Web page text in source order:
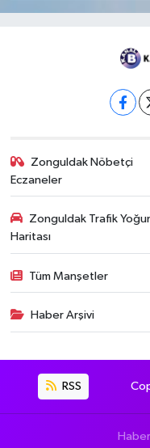
Zonguldak Nöbetçi
Eczaneler
Zonguldak Trafik
Haritası
Tüm Manşetler
Haber Arşivi
RSS
Haber